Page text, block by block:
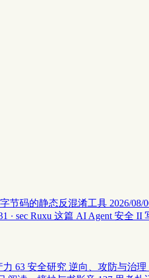
字节码的静态反混淆工具 2026/08/
· sec Ruxu 这篇 AI Agent 安全 II
力 63 安全研究 逆向、攻防与治理